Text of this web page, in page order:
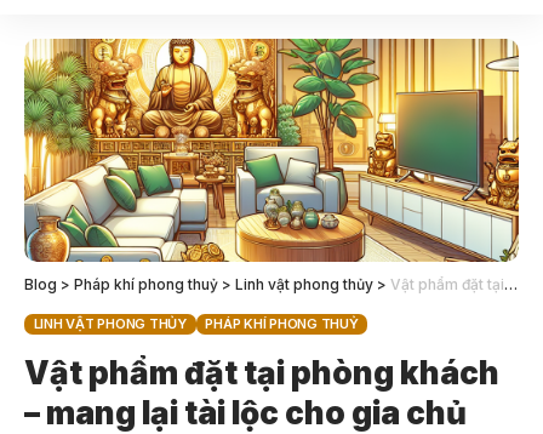
Blog > Pháp khí phong thuỷ > Linh vật phong thủy > Vật phẩm đặt tại phòng khách – mang lại tài lộc cho gia chủ
LINH VẬT PHONG THỦY PHÁP KHÍ PHONG THUỶ
Vật phẩm đặt tại phòng khách
– mang lại tài lộc cho gia chủ